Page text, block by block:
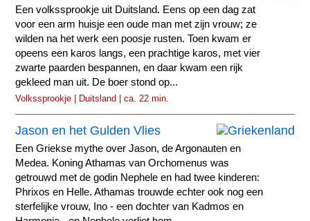
Een volkssprookje uit Duitsland. Eens op een dag zat
voor een arm huisje een oude man met zijn vrouw; ze
wilden na het werk een poosje rusten. Toen kwam er
opeens een karos langs, een prachtige karos, met vier
zwarte paarden bespannen, en daar kwam een rijk
gekleed man uit. De boer stond op...
Volkssprookje | Duitsland | ca. 22 min.
Jason en het Gulden Vlies
Een Griekse mythe over Jason, de Argonauten en
Medea. Koning Athamas van Orchomenus was
getrouwd met de godin Nephele en had twee kinderen:
Phrixos en Helle. Athamas trouwde echter ook nog een
sterfelijke vrouw, Ino - een dochter van Kadmos en